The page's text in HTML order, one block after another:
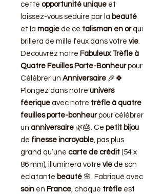
cette opportunité unique et
laissez-vous séduire par la beauté
et la magie de ce talisman en orqui
brillera de mille feux dans votre vie.
Découvrez notre Fabuleux Trèfle à
Quatre Feuilles Porte-Bonheurpour
Célébrer un Anniversaire 🎉🍀
Plongez dans notre univers
féerique avec notre trèfle à quatre
feuilles porte-bonheurpour célébrer
un anniversaire 🌿🎂. Ce petit bijou
de finesse incroyable, pas plus
grand qu’une carte de crédit (54 x
86 mm), illuminera votre vie de son
éclatante beauté 🌸. Fabriqué avec
soin en France, chaque trèfle est